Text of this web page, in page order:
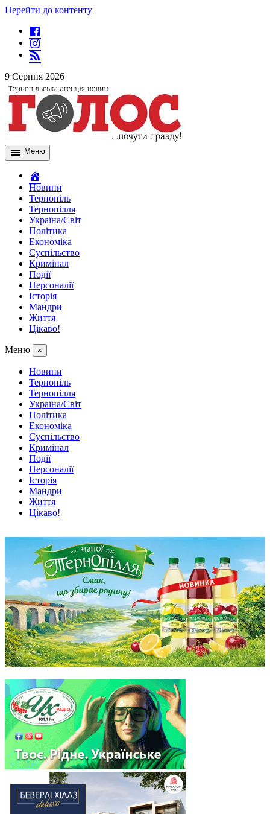
Перейти до контенту
9 Серпня 2026
Меню
Новини
Тернопіль
Тернопілля
Україна/Світ
Політика
Економіка
Суспільство
Кримінал
Події
Персоналії
Історія
Мандри
Життя
Цікаво!
Меню ×
Новини
Тернопіль
Тернопілля
Україна/Світ
Політика
Економіка
Суспільство
Кримінал
Події
Персоналії
Історія
Мандри
Життя
Цікаво!